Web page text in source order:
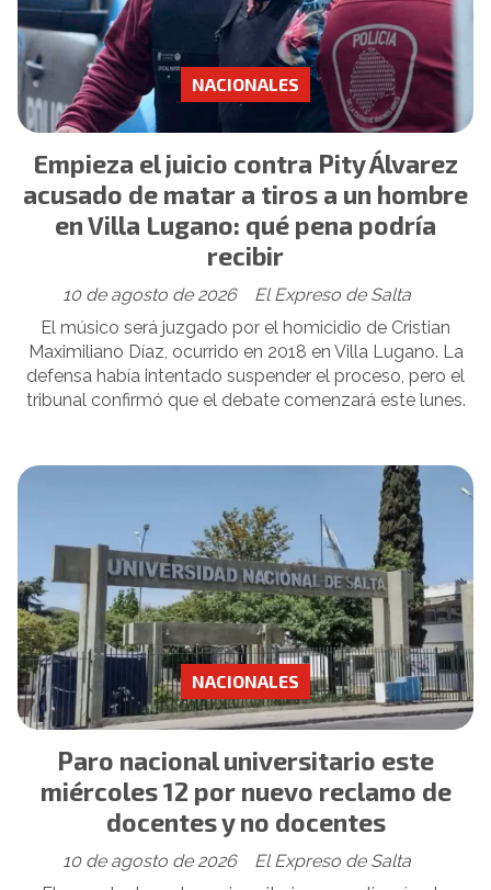
Empieza el juicio contra Pity Álvarez
acusado de matar a tiros a un hombre
en Villa Lugano: qué pena podría
recibir
El Expreso de Salta
NACIONALES
10 de agosto de 2026
El músico será juzgado por el homicidio de Cristian
Maximiliano Díaz, ocurrido en 2018 en Villa Lugano. La
defensa había intentado suspender el proceso, pero el
tribunal confirmó que el debate comenzará este lunes.
Paro nacional universitario este
miércoles 12 por nuevo reclamo de
docentes y no docentes
El Expreso de Salta
NACIONALES
10 de agosto de 2026